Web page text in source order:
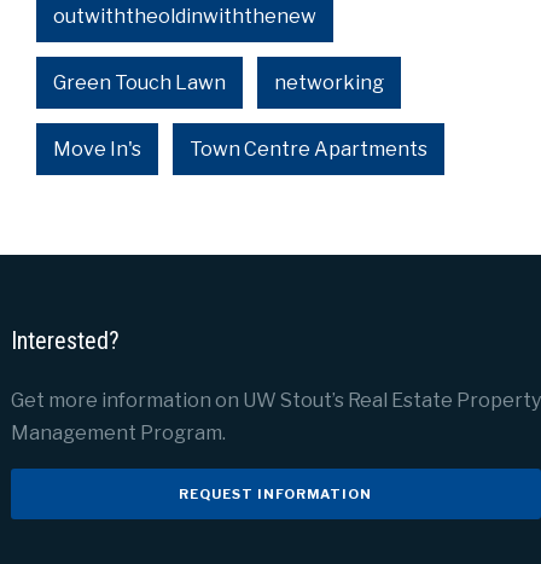
outwiththeoldinwiththenew
Green Touch Lawn networking
Move In's Town Centre Apartments
Interested?
Get more information on UW Stout’s Real Estate Property
Management Program.
REQUEST INFORMATION